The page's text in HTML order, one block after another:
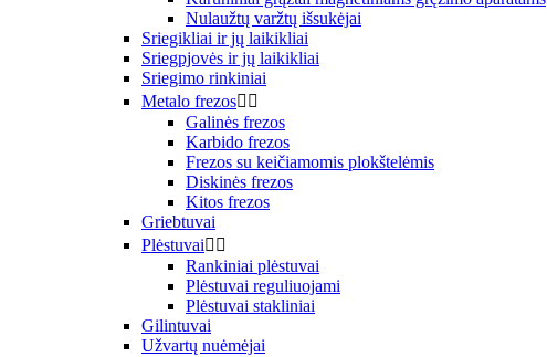
Nulaužtų varžtų išsukėjai
Sriegikliai ir jų laikikliai
Sriegpjovės ir jų laikikliai
Sriegimo rinkiniai
Metalo frezos 
Galinės frezos
Karbido frezos
Frezos su keičiamomis plokštelėmis
Diskinės frezos
Kitos frezos
Griebtuvai
Plėstuvai 
Rankiniai plėstuvai
Plėstuvai reguliuojami
Plėstuvai stakliniai
Gilintuvai
Užvartų nuėmėjai